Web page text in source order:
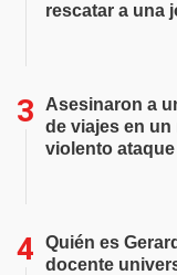
rescatar a una
Asesinaron a
de viajes en un
violento
Quién es
docente